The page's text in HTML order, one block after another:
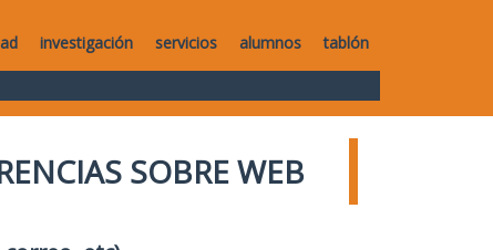
investigación servicios alumnos tablón
SOBRE WEB